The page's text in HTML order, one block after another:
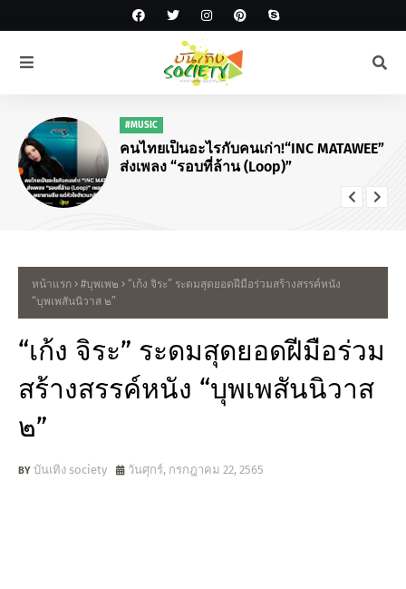
#MUSIC
คนไทยเป็นอะไรกับคนเก่า!“INC MATAWEE”
ส่งเพลง “รอบที่ล้าน (Loop)”
หน้าแรก #บุพเพ๒
“เก้ง จิระ” ระดมสุดยอดฝีมือร่วมสร้างสรรค์หนัง
“บุพเพสันนิวาส ๒”
“เก้ง จิระ” ระดมสุดยอดฝีมือร่วม
สร้างสรรค์หนัง “บุพเพสันนิวาส
๒”
บันเทิง society วันศุกร์, กรกฎาคม 22, 2565